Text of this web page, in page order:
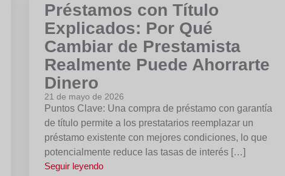
Préstamos con Título
Explicados: Por Qué
Cambiar de Prestamista
Realmente Puede Ahorrarte
Dinero
21 de mayo de 2026
Puntos Clave: Una compra de préstamo con garantía
de título permite a los prestatarios reemplazar un
préstamo existente con mejores condiciones, lo que
potencialmente reduce las tasas de interés […]
Seguir leyendo